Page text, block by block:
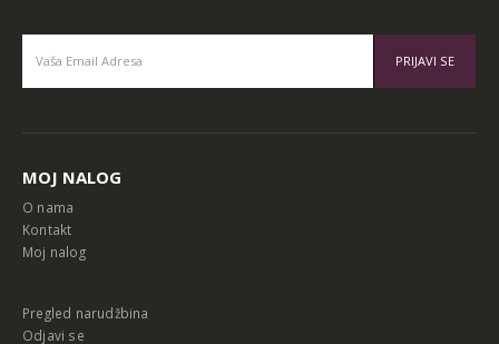
MOJ NALOG
O nama
Kontakt
Moj nalog
Pregled narudžbina
Odjavi se